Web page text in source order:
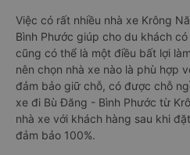
Việc có rất nhiều nhà xe Krông
Bình Phước giúp cho du khách
cũng có thể là một điều bất lợi
nên chọn nhà xe nào là phù hợp
đảm bảo giữ chỗ, có được chỗ
xe đi Bù Đăng - Bình Phước từ
nhà xe với khách hàng sau khi
đảm bảo 100%.